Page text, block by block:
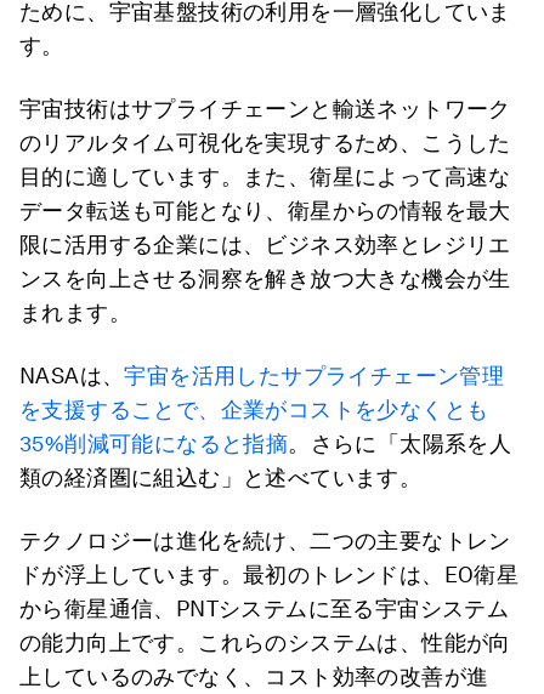
ために、宇宙基盤技術の利用を一層強化していま
す。
宇宙技術はサプライチェーンと輸送ネットワーク
のリアルタイム可視化を実現するため、こうした
目的に適しています。また、衛星によって高速な
データ転送も可能となり、衛星からの情報を最大
限に活用する企業には、ビジネス効率とレジリエ
ンスを向上させる洞察を解き放つ大きな機会が生
まれます。
NASAは、宇宙を活用したサプライチェーン管理
を支援することで、企業がコストを少なくとも
35%削減可能になると指摘。さらに「太陽系を人
類の経済圏に組込む」と述べています。
テクノロジーは進化を続け、二つの主要なトレン
ドが浮上しています。最初のトレンドは、EO衛星
から衛星通信、PNTシステムに至る宇宙システム
の能力向上です。これらのシステムは、性能が向
上しているのみでなく、コスト効率の改善が進